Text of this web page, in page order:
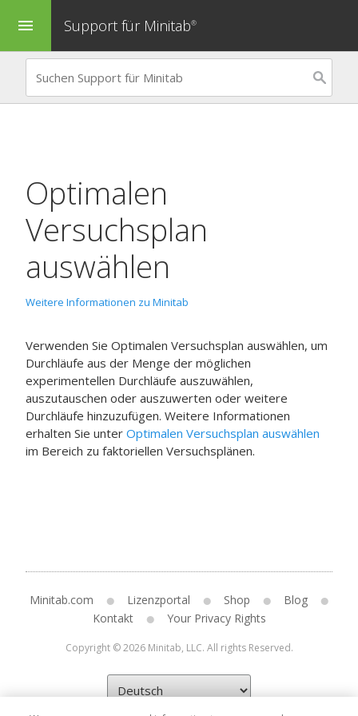
menu Support für Minitab®
Optimalen
Versuchsplan
auswählen
Weitere Informationen zu Minitab
Verwenden Sie Optimalen Versuchsplan auswählen, um
Durchläufe aus der Menge der möglichen
experimentellen Durchläufe auszuwählen,
auszutauschen oder auszuwerten oder weitere
Durchläufe hinzuzufügen. Weitere Informationen
erhalten Sie unter Optimalen Versuchsplan auswählen
im Bereich zu faktoriellen Versuchsplänen.
Minitab.com Lizenzportal Shop
Blog
Kontakt
Your Privacy Rights
Copyright © 2026 Minitab, LLC. All rights Reserved.